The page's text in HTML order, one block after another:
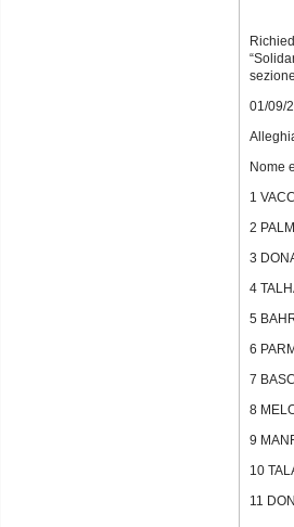
01/09/
Nome
1
2
3
4
5
6
7
8
9
10
11